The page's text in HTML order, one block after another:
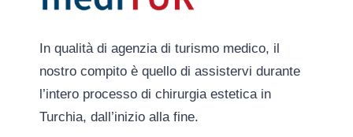
In qualità di agenzia di turismo medico, il
nostro compito è quello di assistervi durante
l’intero processo di chirurgia estetica in
Turchia, dall’inizio alla fine.